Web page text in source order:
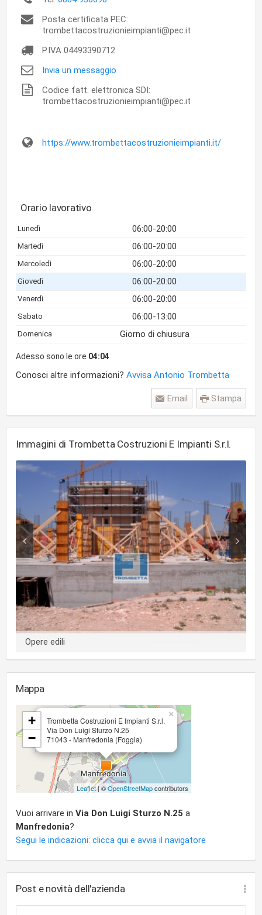
Posta certificata PEC:
trombettacostruzionieimpianti@pec.it
P.IVA 04493390712
Invia un messaggio
Codice fatt. elettronica SDI:
trombettacostruzionieimpianti@pec.it
https://www.trombettacostruzionieimpianti.it/
Orario lavorativo
Lunedì 06:00-20:00
Martedì 06:00-20:00
Mercoledì 06:00-20:00
Giovedì 06:00-20:00
Venerdì 06:00-20:00
Sabato 06:00-13:00
Domenica Giorno di chiusura
Adesso sono le ore 04:04
Conosci altre informazioni? Avvisa Antonio Trombetta
Stampa
Email
Immagini di Trombetta Costruzioni E Impianti S.r.l.
Opere edili
Mappa
Trombetta Costruzioni E Impianti S.r.l.
Via Don Luigi Sturzo N.25
71043 - Manfredonia (Foggia)
×
+
−
Leaflet| ©OpenStreetMapcontributors
Vuoi arrivare in Via Don Luigi Sturzo N.25 a
Manfredonia?
Segui le indicazioni: clicca qui e avvia il navigatore
Post e novità dell'azienda